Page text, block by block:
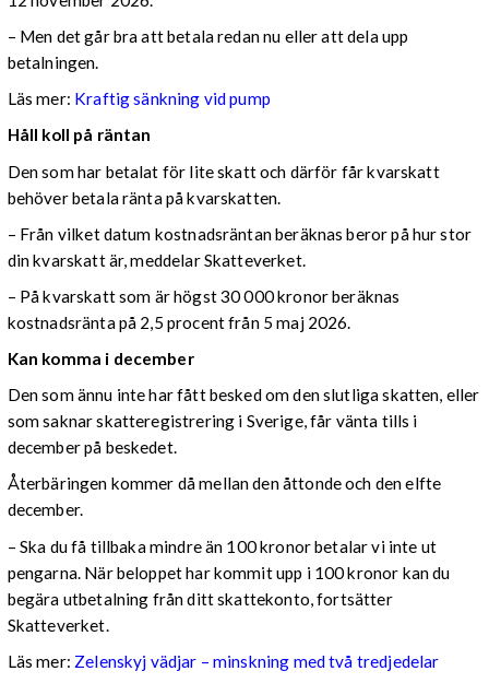
– Men det går bra att betala redan nu eller att dela upp
betalningen.
Läs mer: Kraftig sänkning vid pump
Håll koll på räntan
Den som har betalat för lite skatt och därför får kvarskatt
behöver betala ränta på kvarskatten.
– Från vilket datum kostnadsräntan beräknas beror på hur stor
din kvarskatt är, meddelar Skatteverket.
– På kvarskatt som är högst 30 000 kronor beräknas
kostnadsränta på 2,5 procent från 5 maj 2026.
Kan komma i december
Den som ännu inte har fått besked om den slutliga skatten, eller
som saknar skatteregistrering i Sverige, får vänta tills i
december på beskedet.
Återbäringen kommer då mellan den åttonde och den elfte
december.
– Ska du få tillbaka mindre än 100 kronor betalar vi inte ut
pengarna. När beloppet har kommit upp i 100 kronor kan du
begära utbetalning från ditt skattekonto, fortsätter
Skatteverket.
Läs mer: Zelenskyj vädjar – minskning med två tredjedelar